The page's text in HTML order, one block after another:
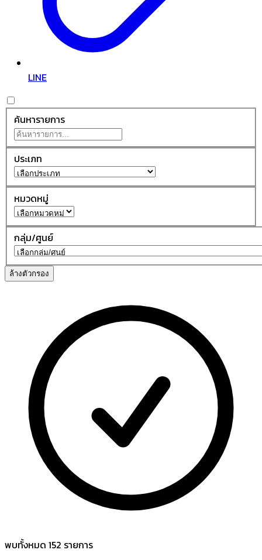
LINE
ค้นหารายการ
ประเภท
หมวดหมู่
กลุ่ม/ศูนย์
ล้างตัวกรอง
พบทั้งหมด 152 รายการ